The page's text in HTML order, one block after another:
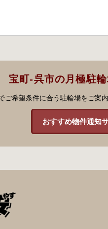
宝町-呉市の月極駐
ご希望条件に合う駐輪場をご案
おすすめ物件通知